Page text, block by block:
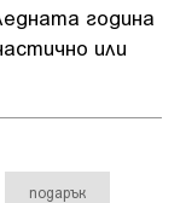
година
или
подарък